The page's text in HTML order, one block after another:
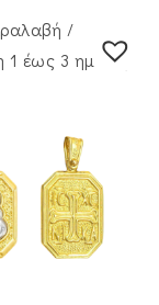
/
έως 3 ημέρες